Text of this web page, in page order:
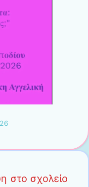
στο σχολείο